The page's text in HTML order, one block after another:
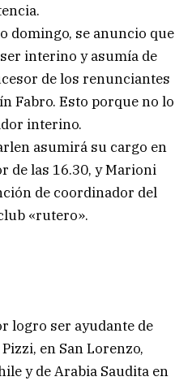
domingo, se anuncio que
interino y asumía de
de los renunciantes
Fabro. Esto porque no lo
interino.
asumirá su cargo en
de las 16.30, y Marioni
de coordinador del
«rutero».
logro ser ayudante de
en San Lorenzo,
y de Arabia Saudita en